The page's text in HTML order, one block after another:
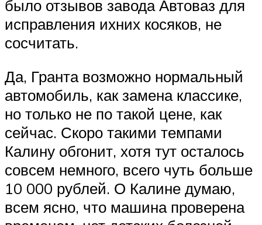
было отзывов завода Автоваз для
исправления ихних косяков, не
сосчитать.
Да, Гранта возможно нормальный
автомобиль, как замена классике,
но только не по такой цене, как
сейчас. Скоро такими темпами
Калину обгонит, хотя тут осталось
совсем немного, всего чуть больше
10 000 рублей. О Калине думаю,
всем ясно, что машина проверена